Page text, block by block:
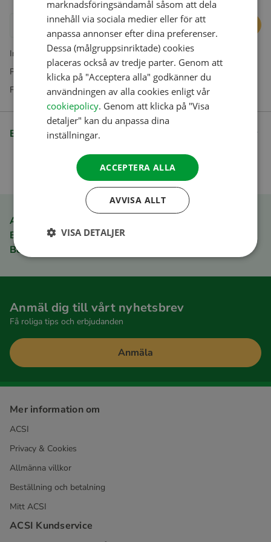
Lägg i varukorgen
Inkl. moms. Exkl. fraktkostnader
Prenumerationer finns enbart tillgängliga i vår webbshop
Frågor? Vår kundtjänst hjälper dig gerne
Beskrivning
ACSI Club ID medlemsfördel
Betala snabbt och lätt
Betala säkert
Anmäl dig till vårt nyhetsbrev
Få roliga tips och erbjudanden
Anmäla
Mer information om
ACSI
Privacy & Cookies
Allmänna villkor
Beställning och betalning
Mitt ACSI
ACSI Kundservice
GERMAN
ITALIAN
SPANISH
SWEDISH
marknadsföringsändamål såsom att dela
innehåll via sociala medier eller för att
anpassa annonser efter dina preferenser.
Dessa (målgruppsinriktade) cookies
placeras också av tredje parter. Genom att
klicka på "Acceptera alla" godkänner du
användningen av alla cookies enligt vår
cookiepolicy. Genom att klicka på "Visa
detaljer" kan du anpassa dina
inställningar.
ACCEPTERA ALLA
AVVISA ALLT
VISA DETALJER